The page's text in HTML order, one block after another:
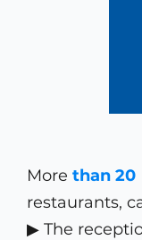
More than 20
restaurants,
▶ The